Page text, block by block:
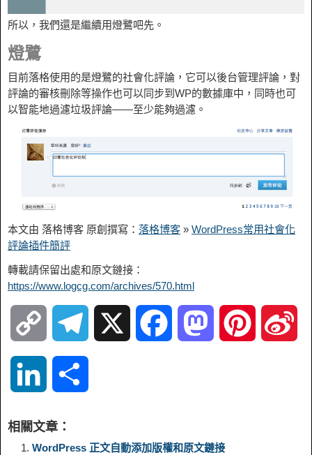
所以，我們還是繼續用燈鷺吧先。
燈鷺
目前落格使用的是燈鷺的社會化評論，它可以後台管理評論，對
評論的審核刪除等操作也可以同步到WP的數據庫中，同時也可
以智能地過濾垃圾評論——至少能夠過濾。
本文由 落格博客 原創撰寫： 落格博客 » WordPress常用社會化
評論插件簡評
轉載請保留出處和原文鏈接：
https://www.logcg.com/archives/570.html
o
y
n a
相關文章：
WordPress 正文自動添加版權和原文鏈接